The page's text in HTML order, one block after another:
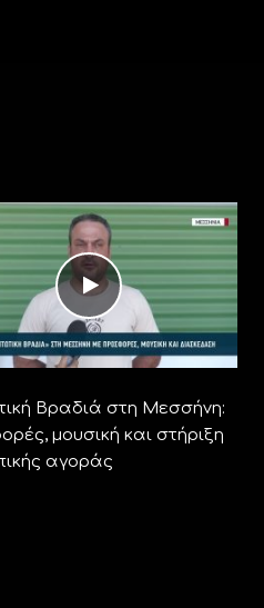
Βραδιά στη Μεσσήνη:
μουσική και στήριξη
αγοράς